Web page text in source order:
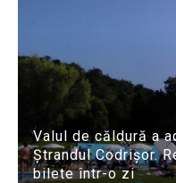
Valul de căldură a
Ștrandul Codrișor.
bilete într-o zi